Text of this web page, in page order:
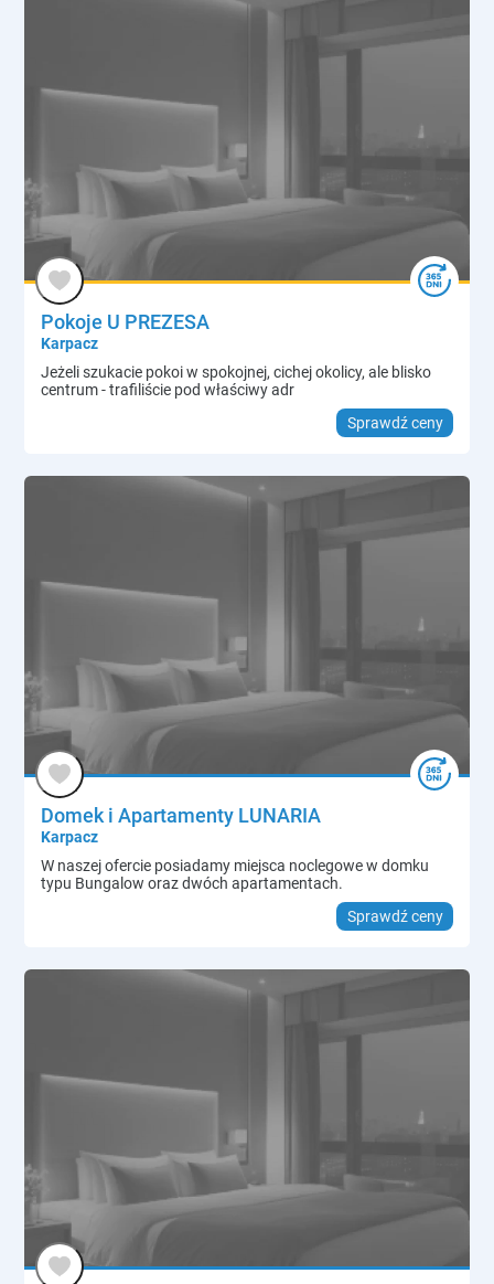
Pokoje U PREZESA
Karpacz
Jeżeli szukacie pokoi w spokojnej, cichej okolicy, ale blisko
centrum - trafiliście pod właściwy adr
Sprawdź ceny
Domek i Apartamenty LUNARIA
Karpacz
W naszej ofercie posiadamy miejsca noclegowe w domku
typu Bungalow oraz dwóch apartamentach.
Sprawdź ceny